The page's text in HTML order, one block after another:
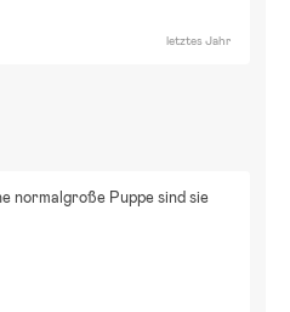
letztes Jahr
normalgroße Puppe sind sie